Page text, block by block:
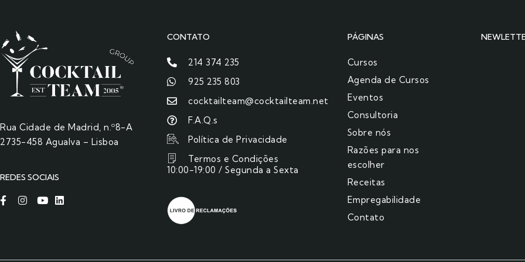
Rua Cidade de Madrid, n.º8-A
2735-458 Agualva – Lisboa
REDES SOCIAIS
CONTATO
214 374 235
925 235 803
cocktailteam@cocktailteam.net
F.A.Q.s
Política de Privacidade
Termos e Condições
10:00-19:00 / Segunda a Sexta
PÁGINAS
Cursos
Agenda de Cursos
Eventos
Consultoria
Sobre nós
Razões para nos
escolher​
Receitas
Empregabilidade
Contato